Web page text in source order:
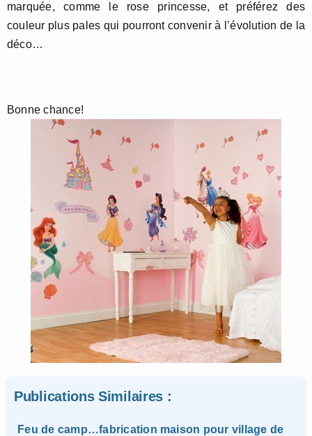
marquée, comme le rose princesse, et préférez des
couleur plus pales qui pourront convenir à l’évolution de la
déco…
Bonne chance!
Publications Similaires :
Feu de camp…fabrication maison pour village de